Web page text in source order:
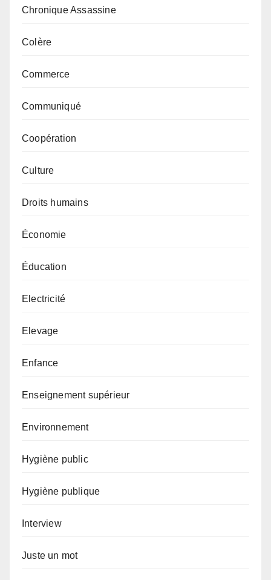
Chronique Assassine
Colère
Commerce
Communiqué
Coopération
Culture
Droits humains
Économie
Éducation
Electricité
Elevage
Enfance
Enseignement supérieur
Environnement
Hygiène public
Hygiène publique
Interview
Juste un mot